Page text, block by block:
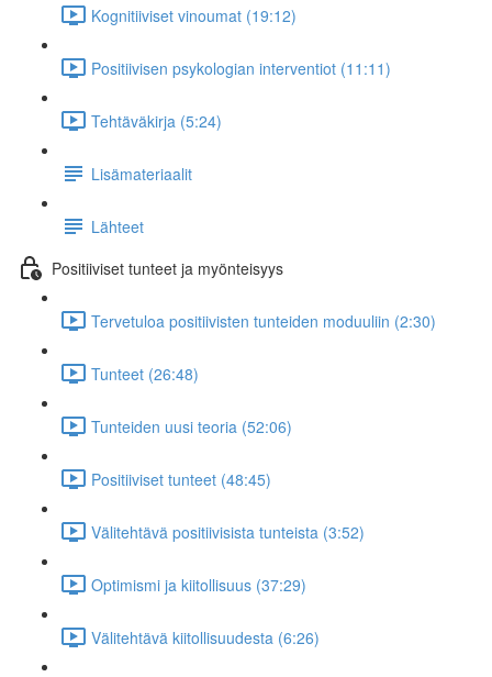
Kognitiiviset vinoumat (19:12)
Positiivisen psykologian interventiot (11:11)
Tehtäväkirja (5:24)
Lisämateriaalit
Lähteet
Positiiviset tunteet ja myönteisyys
Tervetuloa positiivisten tunteiden moduuliin (2:30)
Tunteet (26:48)
Tunteiden uusi teoria (52:06)
Positiiviset tunteet (48:45)
Välitehtävä positiivisista tunteista (3:52)
Optimismi ja kiitollisuus (37:29)
Välitehtävä kiitollisuudesta (6:26)